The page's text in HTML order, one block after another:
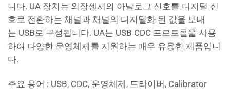
니다. UA 장치는 외장센서의 아날로그 신호를 디지털 신
호로 전환하는 채널과 채널의 디지털화 된 값을 보내
는 USB로 구성됩니다. UA는 USB CDC 프로토콜을 사용
하여 다양한 운영체제를 지원하는 매우 유용한 제품입니
다.
주요 용어 : USB, CDC, 운영체제, 드라이버, Calibrator